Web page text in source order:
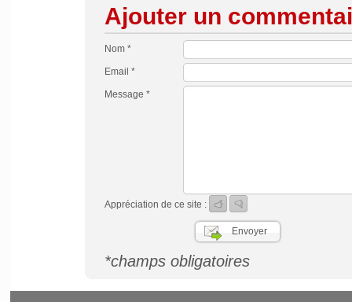
Ajouter un
Nom *
Email *
Message *
Appréciation de ce site :
*champs obligatoires